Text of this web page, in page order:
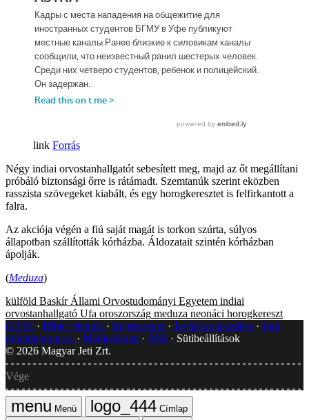
Forrás
Négy indiai orvostanhallgatót sebesített meg, majd az őt megállítani
próbáló biztonsági őrre is rátámadt. Szemtanúk szerint eközben
rasszista szövegeket kiabált, és egy horogkeresztet is felfirkantott a
falra.
Az akciója végén a fiú saját magát is torkon szúrta, súlyos
állapotban szállították kórházba. Áldozatait szintén kórházban
ápolják.
(Meduza)
külföld Baskír Állami Orvostudományi Egyetem indiai
orvostanhallgató Ufa oroszország meduza neonáci horogkereszt
GYIK
Hibát jelentek Impresszum Javítások kezelése
Jogi
dokumentumok
Médiaajánlat RSS
Sütibeállítások
© 2026 Magyar Jeti Zrt.
Vége
Menü Címlap